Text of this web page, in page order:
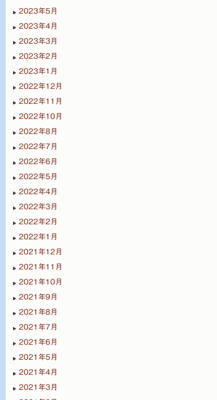
2023年5月
2023年4月
2023年3月
2023年2月
2023年1月
2022年12月
2022年11月
2022年10月
2022年8月
2022年7月
2022年6月
2022年5月
2022年4月
2022年3月
2022年2月
2022年1月
2021年12月
2021年11月
2021年10月
2021年9月
2021年8月
2021年7月
2021年6月
2021年5月
2021年4月
2021年3月